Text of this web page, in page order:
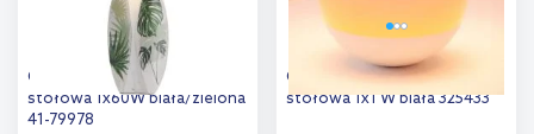
Candellux Palma lampa
stołowa 1x60W biała/zielona
41-79978
Goldlux Candy lampa
stołowa 1x1 W biała 325433